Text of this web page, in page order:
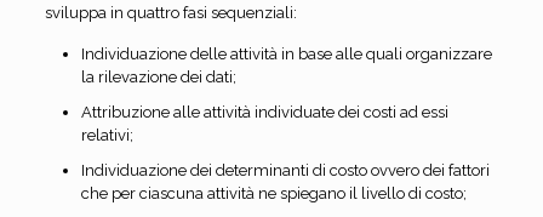
sviluppa in quattro fasi sequenziali:
Individuazione delle attività in base alle quali organizzare
la rilevazione dei dati;
Attribuzione alle attività individuate dei costi ad essi
relativi;
Individuazione dei determinanti di costo ovvero dei fattori
che per ciascuna attività ne spiegano il livello di costo;